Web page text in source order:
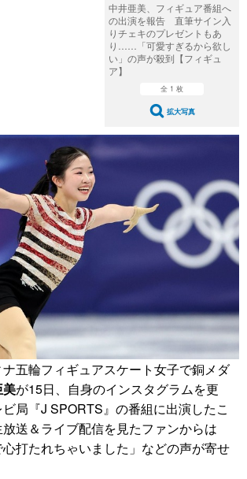
中井亜美、フィギュア番組へ
の出演を報告 直筆サイン入
りチェキのプレゼントもあ
り……「可愛すぎるから欲し
い」の声が殺到【フィギュ
ア】
全 1 枚
拡大写真
ナ五輪フィギュアスケート女子で銅メダ
美が15日、自身のインスタグラムを更
局『J SPORTS』の番組に出演したこ
送＆ライブ配信を見たファンからは
心打たれちゃいました」などの声が寄せ